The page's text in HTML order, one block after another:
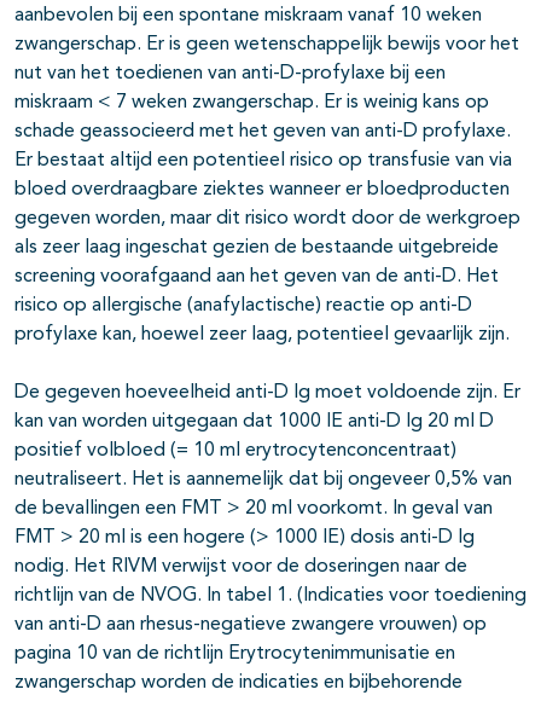
aanbevolen bij een spontane miskraam vanaf 10 weken
zwangerschap. Er is geen wetenschappelijk bewijs voor het
nut van het toedienen van anti-D-profylaxe bij een
miskraam < 7 weken zwangerschap. Er is weinig kans op
schade geassocieerd met het geven van anti-D profylaxe.
Er bestaat altijd een potentieel risico op transfusie van via
bloed overdraagbare ziektes wanneer er bloedproducten
gegeven worden, maar dit risico wordt door de werkgroep
als zeer laag ingeschat gezien de bestaande uitgebreide
screening voorafgaand aan het geven van de anti-D. Het
risico op allergische (anafylactische) reactie op anti-D
profylaxe kan, hoewel zeer laag, potentieel gevaarlijk zijn.
De gegeven hoeveelheid anti-D Ig moet voldoende zijn. Er
kan van worden uitgegaan dat 1000 IE anti-D Ig 20 ml D
positief volbloed (= 10 ml erytrocytenconcentraat)
neutraliseert. Het is aannemelijk dat bij ongeveer 0,5% van
de bevallingen een FMT > 20 ml voorkomt. In geval van
FMT > 20 ml is een hogere (> 1000 IE) dosis anti-D Ig
nodig. Het RIVM verwijst voor de doseringen naar de
richtlijn van de NVOG. In tabel 1. (Indicaties voor toediening
van anti-D aan rhesus-negatieve zwangere vrouwen) op
pagina 10 van de richtlijn Erytrocytenimmunisatie en
zwangerschap worden de indicaties en bijbehorende